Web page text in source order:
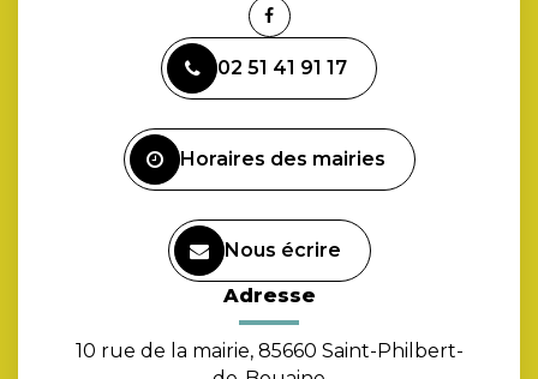
Lien
le
compte
02 51 41 91 17
Horaires des mairies
Nous écrire
Adresse
10 rue de la mairie, 85660 Saint-Philbert-